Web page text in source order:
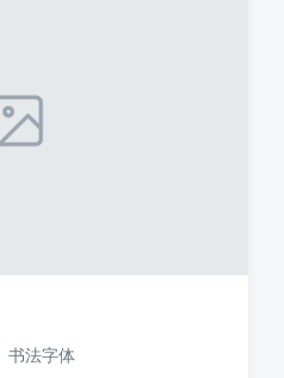
书法字体